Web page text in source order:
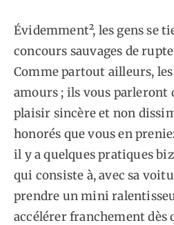
Évidemment², les gens se
concours sauvages de
Comme partout ailleurs, les
amours ; ils vous parleront
plaisir sincère et non
honorés que vous en
il y a quelques pratiques
qui consiste à, avec sa
prendre un mini
accélérer franchement dès